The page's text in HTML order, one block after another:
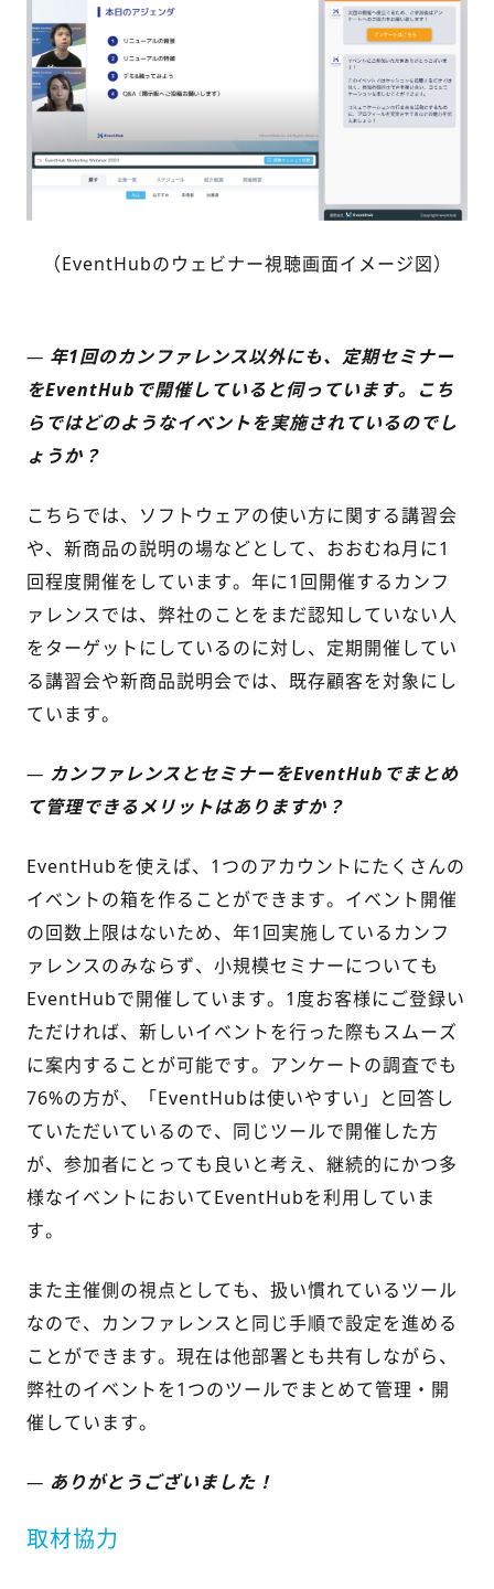
（EventHubのウェビナー視聴画面イメージ図）
— 年1回のカンファレンス以外にも、定期セミナー
をEventHubで開催していると伺っています。こち
らではどのようなイベントを実施されているのでし
ょうか？
こちらでは、ソフトウェアの使い方に関する講習会
や、新商品の説明の場などとして、おおむね月に1
回程度開催をしています。年に1回開催するカンフ
ァレンスでは、弊社のことをまだ認知していない人
をターゲットにしているのに対し、定期開催してい
る講習会や新商品説明会では、既存顧客を対象にし
ています。
— カンファレンスとセミナーをEventHubでまとめ
て管理できるメリットはありますか？
EventHubを使えば、1つのアカウントにたくさんの
イベントの箱を作ることができます。イベント開催
の回数上限はないため、年1回実施しているカンフ
ァレンスのみならず、小規模セミナーについても
EventHubで開催しています。1度お客様にご登録い
ただければ、新しいイベントを行った際もスムーズ
に案内することが可能です。アンケートの調査でも
76%の方が、「EventHubは使いやすい」と回答し
ていただいているので、同じツールで開催した方
が、参加者にとっても良いと考え、継続的にかつ多
様なイベントにおいてEventHubを利用していま
す。
また主催側の視点としても、扱い慣れているツール
なので、カンファレンスと同じ手順で設定を進める
ことができます。現在は他部署とも共有しながら、
弊社のイベントを1つのツールでまとめて管理・開
催しています。
— ありがとうございました！
取材協力